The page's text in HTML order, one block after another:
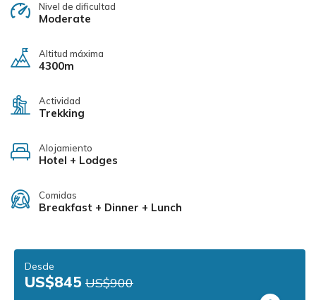
Nivel de dificultad
Moderate
Altitud máxima
4300m
Actividad
Trekking
Alojamiento
Hotel + Lodges
Comidas
Breakfast + Dinner + Lunch
Desde
US$845 US$900